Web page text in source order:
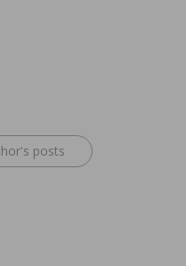
posts